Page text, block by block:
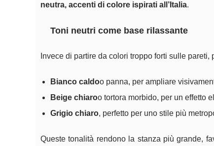
neutra, accenti di colore ispirati all’Italia.
Toni neutri come base rilassante
Invece di partire da colori troppo forti sulle
Bianco caldoo panna, per ampliare
Beige chiaroo tortora morbido, per un effetto
Grigio chiaro, perfetto per uno stile più
Queste tonalità rendono la stanza più grande,